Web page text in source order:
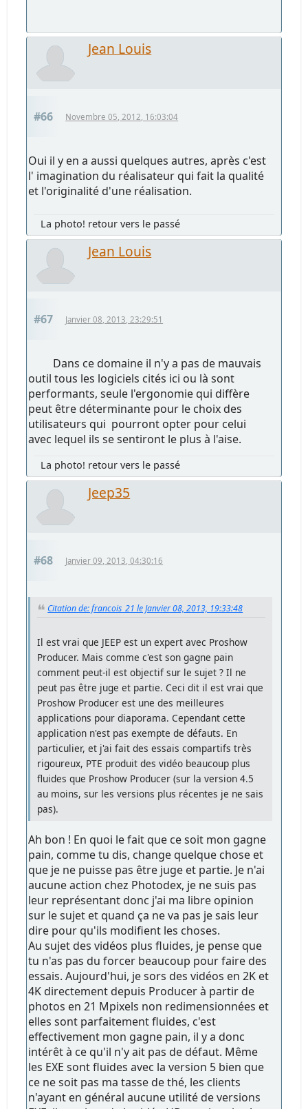
Jean Louis
#66 Novembre 05, 2012, 16:03:04
Oui il y en a aussi quelques autres, après c'est
l' imagination du réalisateur qui fait la qualité
et l'originalité d'une réalisation.
La photo! retour vers le passé
Jean Louis
#67 Janvier 08, 2013, 23:29:51
Dans ce domaine il n'y a pas de mauvais
outil tous les logiciels cités ici ou là sont
performants, seule l'ergonomie qui diffère
peut être déterminante pour le choix des
utilisateurs qui pourront opter pour celui
avec lequel ils se sentiront le plus à l'aise.
La photo! retour vers le passé
Jeep35
#68 Janvier 09, 2013, 04:30:16
Citation de: francois_21 le Janvier 08, 2013, 19:33:48
Il est vrai que JEEP est un expert avec Proshow
Producer. Mais comme c'est son gagne pain
comment peut-il est objectif sur le sujet ? Il ne
peut pas être juge et partie. Ceci dit il est vrai que
Proshow Producer est une des meilleures
applications pour diaporama. Cependant cette
application n'est pas exempte de défauts. En
particulier, et j'ai fait des essais compartifs très
rigoureux, PTE produit des vidéo beaucoup plus
fluides que Proshow Producer (sur la version 4.5
au moins, sur les versions plus récentes je ne sais
pas).
Ah bon ! En quoi le fait que ce soit mon gagne
pain, comme tu dis, change quelque chose et
que je ne puisse pas être juge et partie. Je n'ai
aucune action chez Photodex, je ne suis pas
leur représentant donc j'ai ma libre opinion
sur le sujet et quand ça ne va pas je sais leur
dire pour qu'ils modifient les choses.
Au sujet des vidéos plus fluides, je pense que
tu n'as pas du forcer beaucoup pour faire des
essais. Aujourd'hui, je sors des vidéos en 2K et
4K directement depuis Producer à partir de
photos en 21 Mpixels non redimensionnées et
elles sont parfaitement fluides, c'est
effectivement mon gagne pain, il y a donc
intérêt à ce qu'il n'y ait pas de défaut. Même
les EXE sont fluides avec la version 5 bien que
ce ne soit pas ma tasse de thé, les clients
n'ayant en général aucune utilité de versions